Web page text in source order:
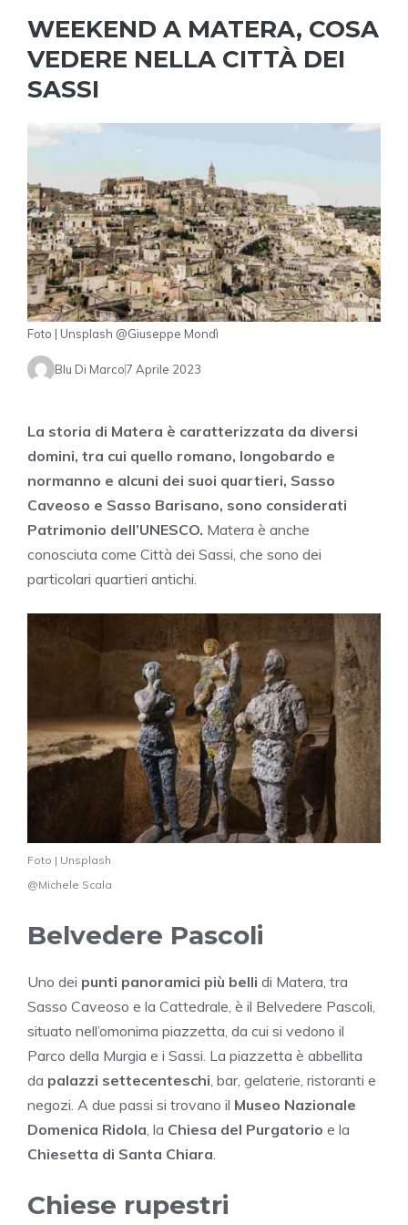
WEEKEND A MATERA, COSA
VEDERE NELLA CITTÀ DEI
SASSI
Foto | Unsplash @Giuseppe Mondì
Blu Di Marco7 Aprile 2023
La storia di Matera è caratterizzata da diversi
domini, tra cui quello romano, longobardo e
normanno e alcuni dei suoi quartieri, Sasso
Caveoso e Sasso Barisano, sono considerati
Patrimonio dell’UNESCO. Matera è anche
conosciuta come Città dei Sassi, che sono dei
particolari quartieri antichi.
Foto | Unsplash
@Michele Scala
Belvedere Pascoli
Uno dei punti panoramici più belli di Matera, tra
Sasso Caveoso e la Cattedrale, è il Belvedere Pascoli,
situato nell’omonima piazzetta, da cui si vedono il
Parco della Murgia e i Sassi. La piazzetta è abbellita
da palazzi settecenteschi, bar, gelaterie, ristoranti e
negozi. A due passi si trovano il Museo Nazionale
Domenica Ridola, la Chiesa del Purgatorio e la
Chiesetta di Santa Chiara.
Chiese rupestri